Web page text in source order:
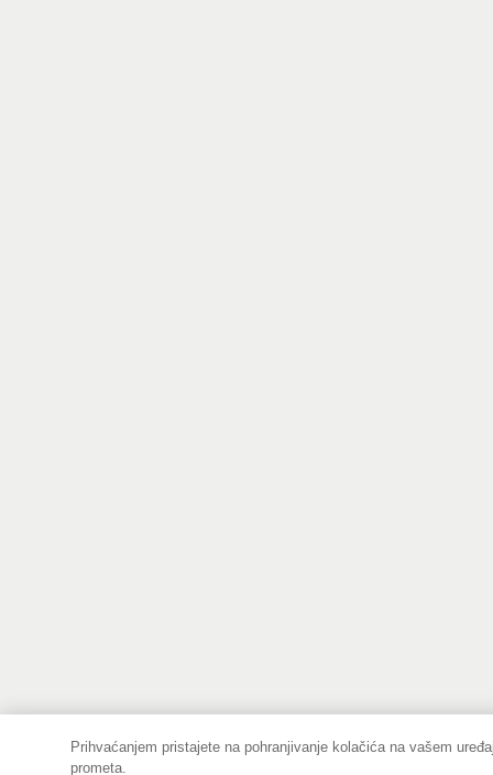
Prihvaćanjem pristajete na pohranjivanje kolačića na vašem
prometa.